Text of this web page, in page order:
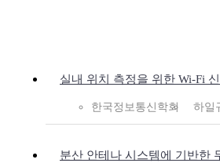
실내 위치 측정을 위한 Wi-Fi
한국정보통신학회 하일
분산 안테나 시스템에 기반한